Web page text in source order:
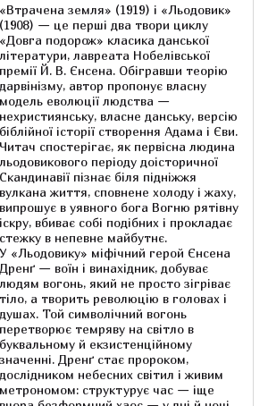
«Втрачена земля» (1919) і «Льодовик»
(1908) — це перші два твори циклу
«Довга подорож» класика данської
літератури, лавреата Нобелівської
премії Й. В. Єнсена. Обігравши теорію
дарвінізму, автор пропонує власну
модель еволюції людства —
нехристиянську, власне данську, версію
біблійної історії створення Адама і Єви.
Читач спостерігає, як первісна людина
льодовикового періоду доісторичної
Скандинавії пізнає біля підніжжя
вулкана життя, сповнене холоду і жаху,
випрошує в уявного бога Вогню рятівну
іскру, вбиває собі подібних і прокладає
стежку в непевне майбутнє.
У «Льодовику» міфічний герой Єнсена
Дренґ — воїн і винахідник, добуває
людям вогонь, який не просто зігріває
тіло, а творить революцію в головах і
душах. Той символічний вогонь
перетворює темряву на світло в
буквальному й екзистенційному
значенні. Дренґ стає пророком,
дослідником небесних світил і живим
метрономом: структурує час — іще